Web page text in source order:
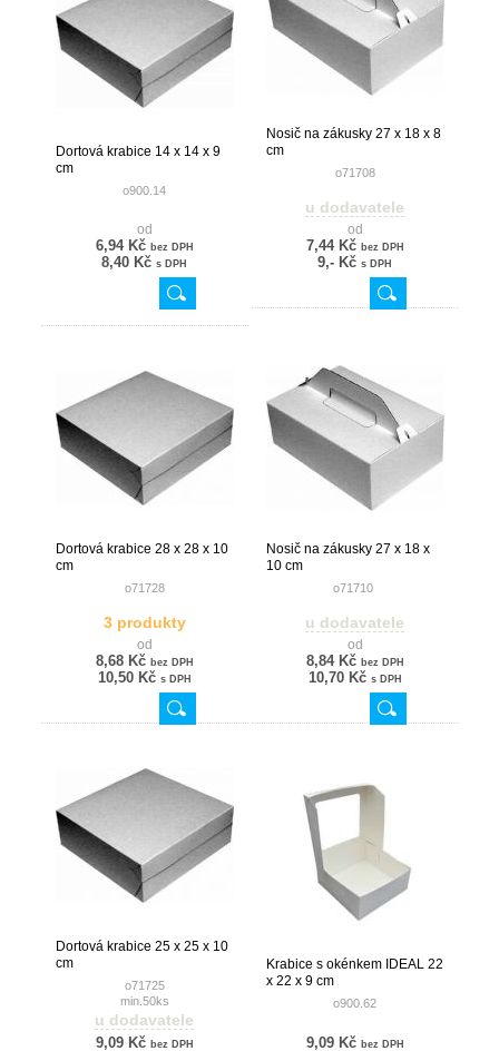
Dortová krabice 14 x 14 x 9
cm
o900.14
od
6,94 Kč bez DPH
8,40 Kč s DPH
Nosič na zákusky 27 x 18 x 8
cm
o71708
u dodavatele
od
7,44 Kč bez DPH
9,- Kč s DPH
Dortová krabice 28 x 28 x 10
cm
o71728
3 produkty
od
8,68 Kč bez DPH
10,50 Kč s DPH
Nosič na zákusky 27 x 18 x
10 cm
o71710
u dodavatele
od
8,84 Kč bez DPH
10,70 Kč s DPH
Dortová krabice 25 x 25 x 10
cm
o71725
min.50ks
u dodavatele
9,09 Kč bez DPH
Krabice s okénkem IDEAL 22
x 22 x 9 cm
o900.62
9,09 Kč bez DPH